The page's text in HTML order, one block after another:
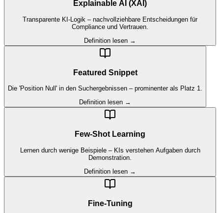
Explainable AI (XAI)
Transparente KI-Logik – nachvollziehbare Entscheidungen für
Compliance und Vertrauen.
Definition lesen →
Featured Snippet
Die 'Position Null' in den Suchergebnissen – prominenter als Platz 1.
Definition lesen →
Few-Shot Learning
Lernen durch wenige Beispiele – KIs verstehen Aufgaben durch
Demonstration.
Definition lesen →
Fine-Tuning